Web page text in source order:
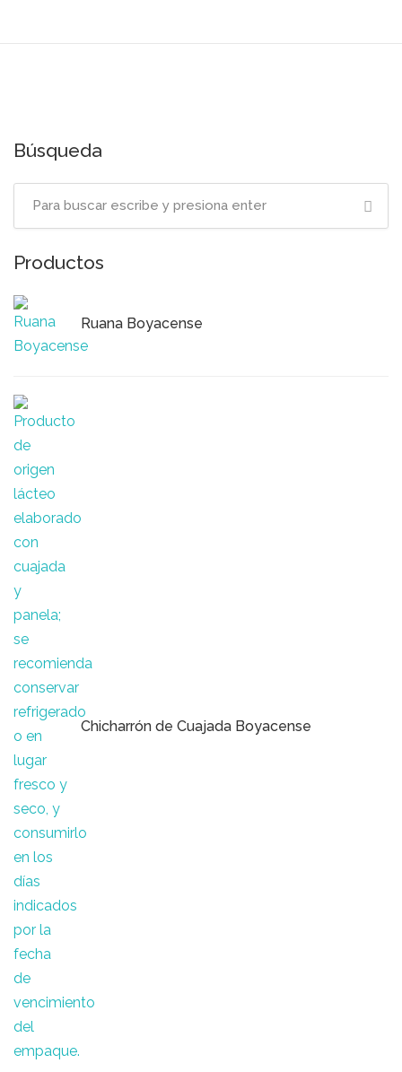
Búsqueda
Productos
Ruana Boyacense
Chicharrón de Cuajada Boyacense